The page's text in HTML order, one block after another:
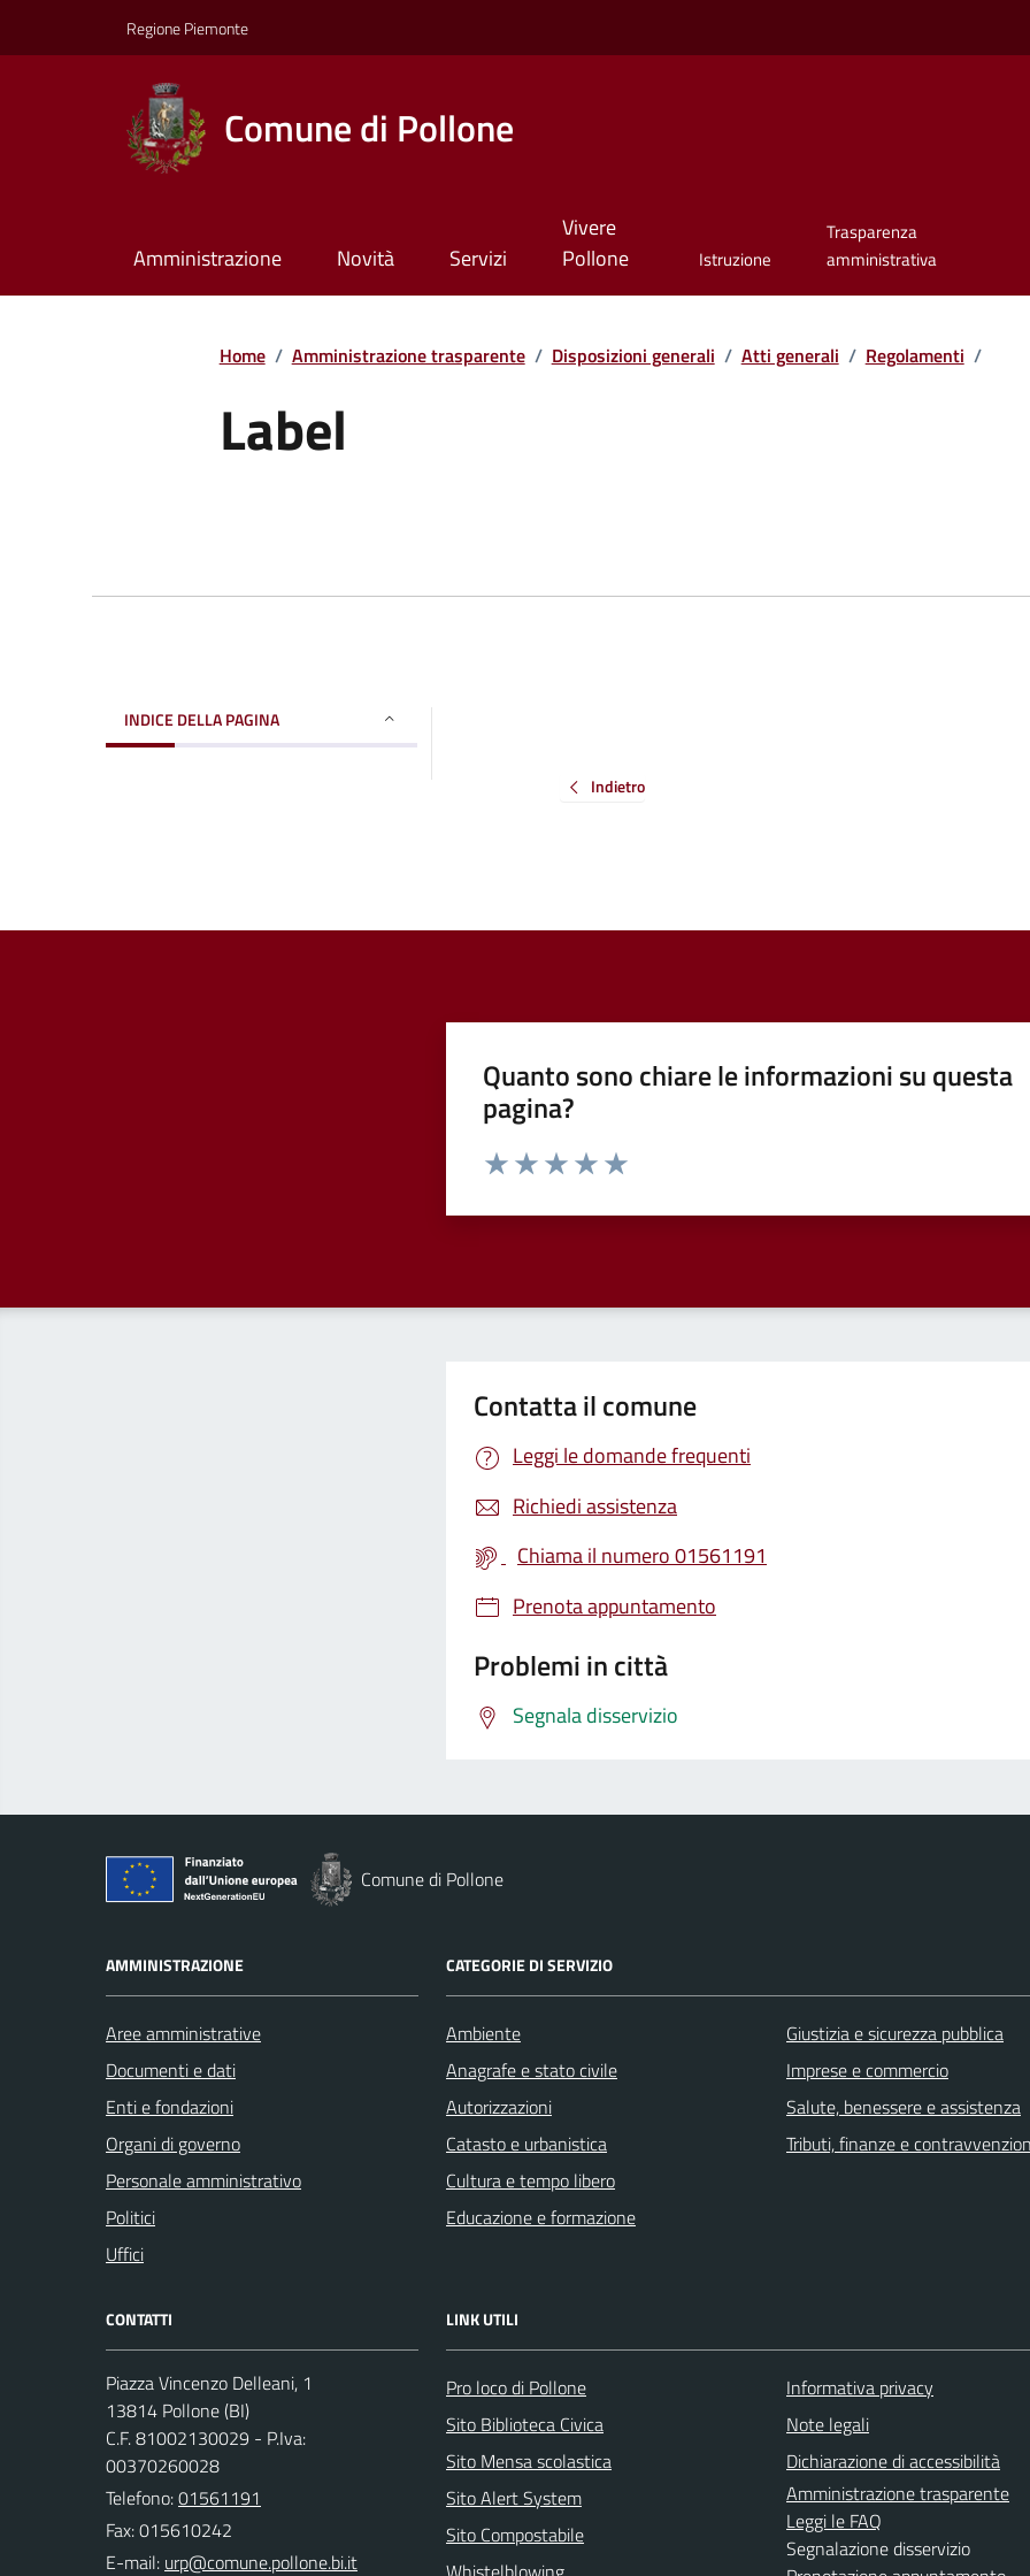
Regione Piemonte
Comune di Pollone
Amministrazione Novità Servizi
Vivere
Pollone
Istruzione
Trasparenza
amministrativa
Home / Amministrazione trasparente / Disposizioni generali / Atti generali / Regolamenti /
Label
INDICE DELLA PAGINA
Indietro
Quanto sono chiare le informazioni su questa
pagina?
Valuta da 1 a 5 stelle la pagina
Contatta il comune
Leggi le domande frequenti
Richiedi assistenza
Chiama il numero 01561191
Prenota appuntamento
Problemi in città
Segnala disservizio
Comune di Pollone
AMMINISTRAZIONE
Aree amministrative
Documenti e dati
Enti e fondazioni
Organi di governo
Personale amministrativo
Politici
Uffici
CATEGORIE DI SERVIZIO
Ambiente
Anagrafe e stato civile
Autorizzazioni
Catasto e urbanistica
Cultura e tempo libero
Educazione e formazione
Giustizia e sicurezza pubblica
Imprese e commercio
Salute, benessere e assistenza
Tributi, finanze e
CONTATTI
Piazza Vincenzo Delleani, 1
13814 Pollone (BI)
C.F. 81002130029 - P.Iva:
00370260028
Telefono:01561191
Fax: 015610242
E-mail:
LINK UTILI
Pro loco di Pollone
Sito Biblioteca Civica
Sito Mensa scolastica
Sito Alert System
Sito Compostabile
Informativa privacy
Note legali
Dichiarazione di accessibilità
Amministrazione trasparente
Leggi le FAQ
Segnalazione disservizio